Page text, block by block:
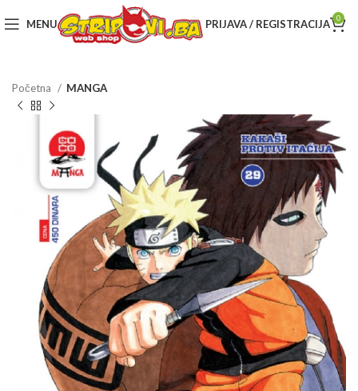
MENU PRIJAVA / REGISTRACIJA 0
Početna MANGA